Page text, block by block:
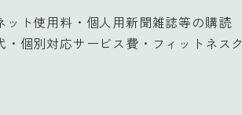
ト使用料・個人用新聞雑誌等の購読
個別対応サービス費・フィットネスク